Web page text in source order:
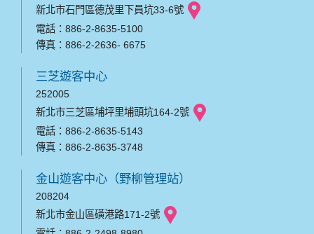
新北市石門區德茂里下員坑33-6號
電話：886-2-8635-5100
傳真：886-2-2636- 6675
三芝遊客中心
252005
新北市三芝區埔坪里埔頭坑164-2號
電話：886-2-8635-5143
傳真：886-2-8635-3748
金山遊客中心（野柳管理站）
208204
新北市金山區磺港路171-2號